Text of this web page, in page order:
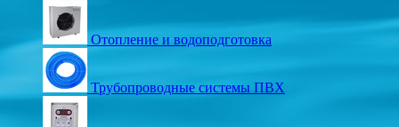
Отопление и водоподготовка
Трубопроводные системы ПВХ